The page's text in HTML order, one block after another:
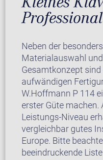
Neben der
Materialauswahl
Gesamtkonzept sind
aufwändigen
W.Hoffmann P 114
erster Güte machen.
Leistungs-Niveau
vergleichbar gutes
Europe. Bitte
beeindruckende